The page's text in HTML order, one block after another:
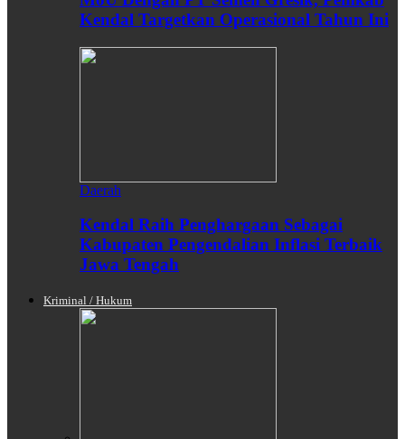
Kendal Targetkan Operasional Tahun Ini
Daerah
Kendal Raih Penghargaan Sebagai
Kabupaten Pengendalian Inflasi Terbaik
Jawa Tengah
Kriminal / Hukum